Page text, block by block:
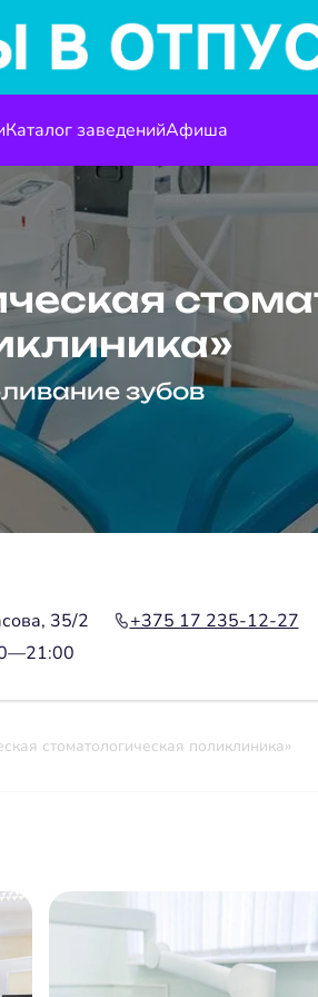
Каталог заведенийАфиша
зубов
35/2
+375 17 235-12-27
стоматологическая поликлиника»